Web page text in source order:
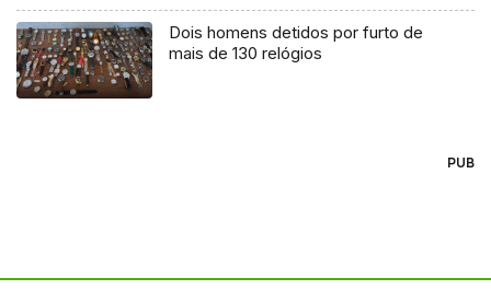
Dois homens detidos por furto de
mais de 130 relógios
PUB